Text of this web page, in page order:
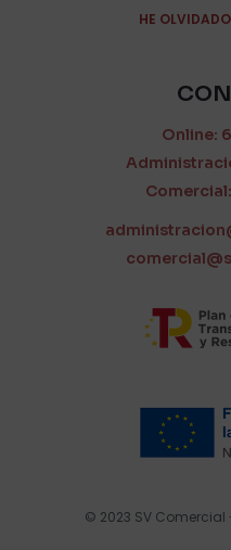
HE
Online:
© 2023 SV